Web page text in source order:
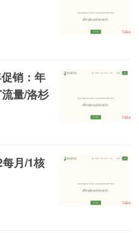
销：年
量/洛杉
月/1核